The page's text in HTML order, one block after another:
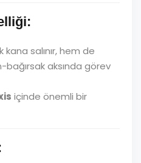
kana salınır, hem de
bağırsak aksında görev
içinde önemli bir